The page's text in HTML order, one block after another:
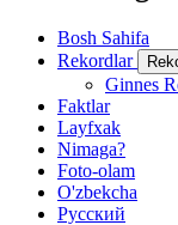
Bosh Sahifa
Rekordlar
Ginnes
Faktlar
Layfxak
Nimaga?
Foto-olam
O'zbekcha
Русский